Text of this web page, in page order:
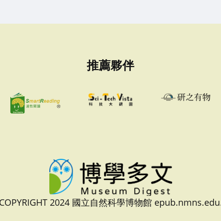
推薦夥伴
2024 國立自然科學博物館